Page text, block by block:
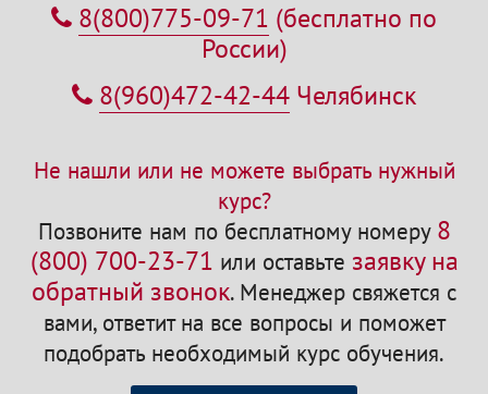
8(800)775-09-71 (бесплатно по
России)
8(960)472-42-44 Челябинск
Не нашли или не можете выбрать нужный
курс?
Позвоните нам по бесплатному номеру 8
(800) 700-23-71 или оставьте заявку на
обратный звонок.Менеджер свяжется с
вами, ответит на все вопросы и поможет
подобрать необходимый курс обучения.